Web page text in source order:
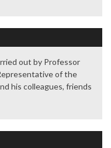
out by Professor
of the
his colleagues, friends